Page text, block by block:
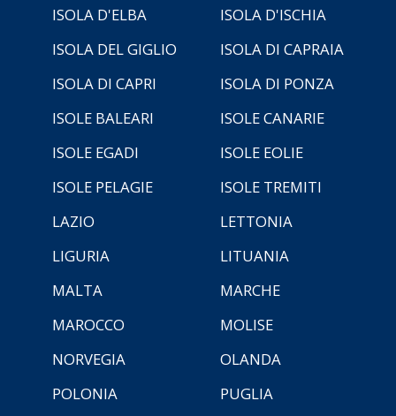
ISOLA D'ELBA
ISOLA D'ISCHIA
ISOLA DEL GIGLIO
ISOLA DI CAPRAIA
ISOLA DI CAPRI
ISOLA DI PONZA
ISOLE BALEARI
ISOLE CANARIE
ISOLE EGADI
ISOLE EOLIE
ISOLE PELAGIE
ISOLE TREMITI
LAZIO
LETTONIA
LIGURIA
LITUANIA
MALTA
MARCHE
MAROCCO
MOLISE
NORVEGIA
OLANDA
POLONIA
PUGLIA